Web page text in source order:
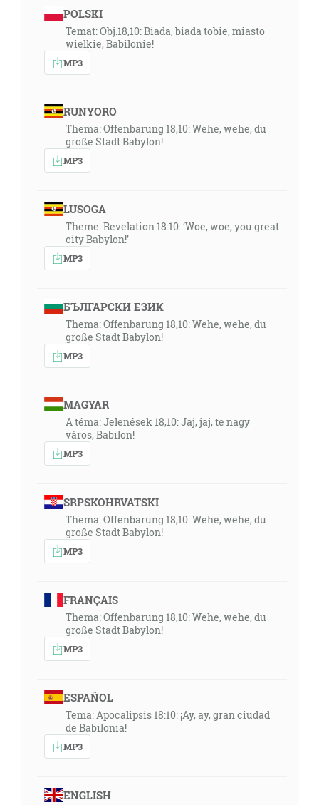
POLSKI
Temat: Obj.18,10: Biada, biada tobie, miasto
wielkie, Babilonie!
MP3
RUNYORO
Thema: Offenbarung 18,10: Wehe, wehe, du
große Stadt Babylon!
MP3
LUSOGA
Theme: Revelation 18:10: ‘Woe, woe, you great
city Babylon!’
MP3
БЪЛГАРСКИ ЕЗИК
Thema: Offenbarung 18,10: Wehe, wehe, du
große Stadt Babylon!
MP3
MAGYAR
A téma: Jelenések 18,10: Jaj, jaj, te nagy
város, Babilon!
MP3
SRPSKOHRVATSKI
Thema: Offenbarung 18,10: Wehe, wehe, du
große Stadt Babylon!
MP3
FRANÇAIS
Thema: Offenbarung 18,10: Wehe, wehe, du
große Stadt Babylon!
MP3
ESPAÑOL
Tema: Apocalipsis 18:10: ¡Ay, ay, gran ciudad
de Babilonia!
MP3
ENGLISH